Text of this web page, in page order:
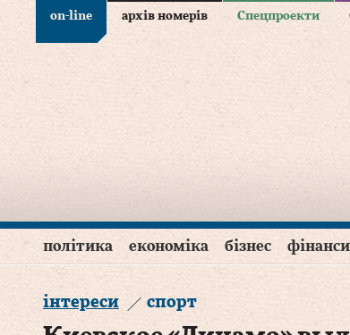
on-line архів номерів Спецпроекти
політика економіка бізнес фінанси
інтереси спорт